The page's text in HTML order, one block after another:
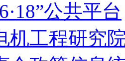
公共平台
机工程研究